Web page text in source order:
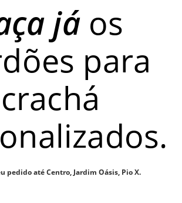
já os
para
crachá
pedido até Centro, Jardim Oásis, Pio X.